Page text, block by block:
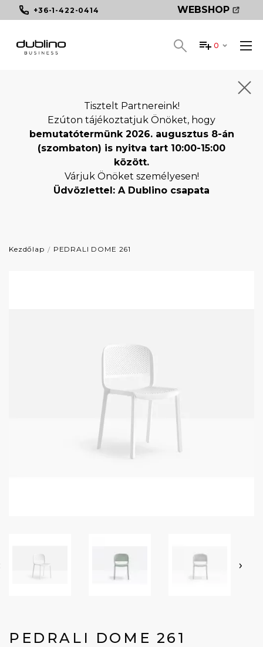
+36-1-422-0414 WEBSHOP
0
Tisztelt Partnereink!
Ezúton tájékoztatjuk Önöket, hogy
bemutatótermünk 2026. augusztus 8-án
(szombaton) is nyitva tart 10:00-15:00
között.
Várjuk Önöket személyesen!
Üdvözlettel: A Dublino csapata
Kezdőlap PEDRALI DOME 261
›
PEDRALI DOME 261